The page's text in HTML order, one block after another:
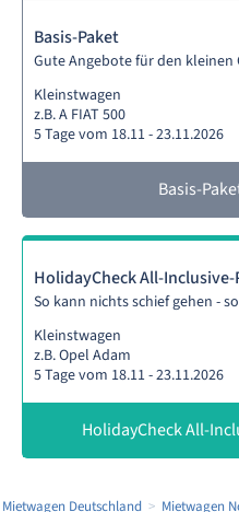
Basis-Paket
Gute Angebote für den kleinen
Kleinstwagen
z.B. A FIAT 500
5 Tage vom 18.11 - 23.11.2026
Basis-
HolidayCheck All-Inclusive-
So kann nichts schief gehen -
Kleinstwagen
z.B. Opel Adam
5 Tage vom 18.11 - 23.11.2026
HolidayCheck All-
Mietwagen Deutschland Mietwagen